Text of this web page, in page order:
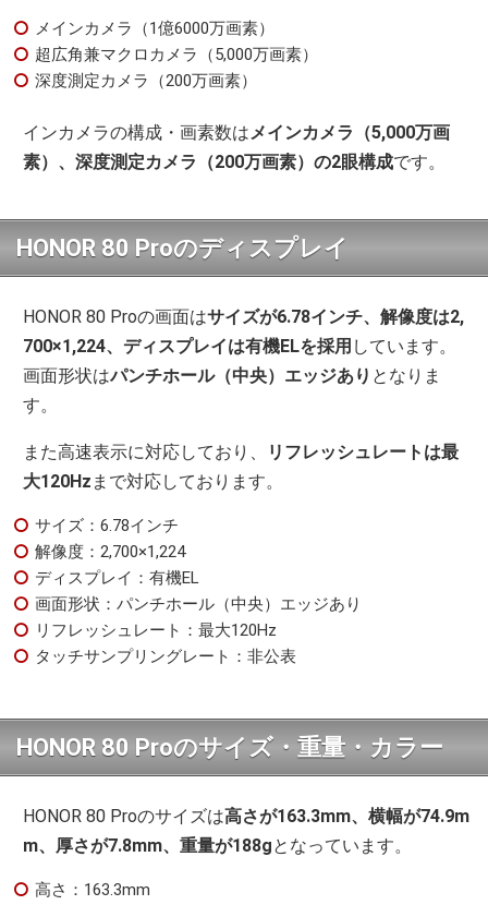
メインカメラ（1億6000万画素）
超広角兼マクロカメラ（5,000万画素）
深度測定カメラ（200万画素）
インカメラの構成・画素数はメインカメラ（5,000万画
素）、深度測定カメラ（200万画素）の2眼構成です。
HONOR 80 Proのディスプレイ
HONOR 80 Proの画面はサイズが6.78インチ、解像度は2,
700×1,224、ディスプレイは有機ELを採用 しています。
画面形状はパンチホール（中央）エッジあり となりま
す。
また高速表示に対応しており、
リフレッシュレートは最
大120Hz まで対応しております。
サイズ：6.78インチ
解像度：2,700×1,224
ディスプレイ：有機EL
画面形状：パンチホール（中央）エッジあり
リフレッシュレート：最大120Hz
タッチサンプリングレート：非公表
HONOR 80 Proのサイズ・重量・カラー
HONOR 80 Proのサイズは高さが163.3mm、横幅が74.9m
m、厚さが7.8mm、重量が188gとなっています。
高さ：163.3mm